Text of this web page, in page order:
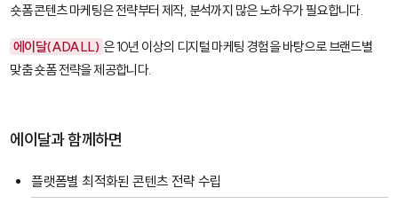
숏폼 콘텐츠 마케팅은 전략부터 제작, 분석까지 많은 노하우가 필요합니다.
에이달(ADALL) 은 10년 이상의 디지털 마케팅 경험을 바탕으로 브랜드별
맞춤 숏폼 전략을 제공합니다.
에이달과 함께하면
플랫폼별 최적화된 콘텐츠 전략 수립